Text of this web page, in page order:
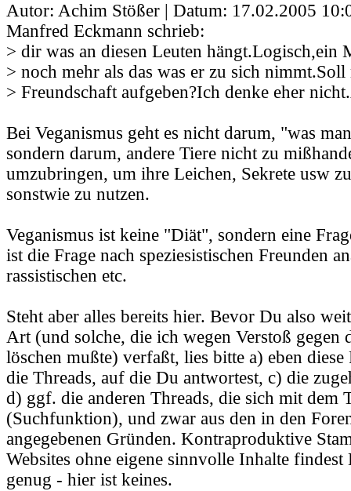
Autor: Achim Stößer | Datum: 17.02.2005
Manfred Eckmann schrieb:
> dir was an diesen Leuten hängt.Logisch,ein
> noch mehr als das was er zu sich nimmt.Soll
> Freundschaft aufgeben?Ich denke eher
Bei Veganismus geht es nicht darum, "was
sondern darum, andere Tiere nicht zu
umzubringen, um ihre Leichen, Sekrete usw
sonstwie zu nutzen.
Veganismus ist keine "Diät", sondern eine
ist die Frage nach speziesistischen Freunden
rassistischen etc.
Steht aber alles bereits hier. Bevor Du also
Art (und solche, die ich wegen Verstoß gegen
löschen mußte) verfaßt, lies bitte a) eben
die Threads, auf die Du antwortest, c) die
d) ggf. die anderen Threads, die sich mit dem
(Suchfunktion), und zwar aus den in den
angegebenen Gründen. Kontraproduktive
Websites ohne eigene sinnvolle Inhalte
genug - hier ist keines.